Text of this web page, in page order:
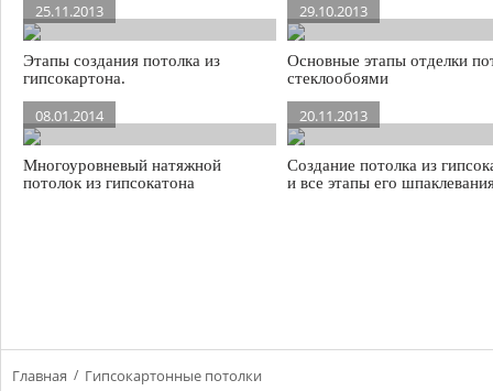
25.11.2013
Этапы создания потолка из
гипсокартона.
29.10.2013
Основные этапы отделки
стеклообоями
08.01.2014
Многоуровневый натяжной
потолок из гипсокатона
20.11.2013
Создание потолка из
и все этапы его
Главная Гипсокартонные потолки